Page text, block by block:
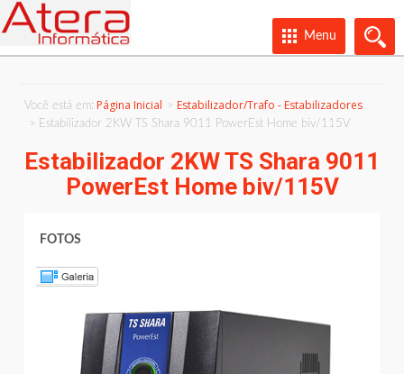
Menu
Você está em: Página Inicial Estabilizador/Trafo - Estabilizadores
Estabilizador 2KW TS Shara 9011 PowerEst Home biv/115V
Estabilizador 2KW TS Shara 9011
PowerEst Home biv/115V
FOTOS